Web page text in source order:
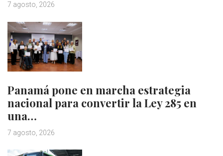
7 agosto, 2026
Panamá pone en marcha estrategia
nacional para convertir la Ley 285 en
una…
7 agosto, 2026